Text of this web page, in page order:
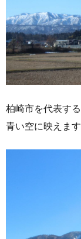
柏崎市を代表す
青い空に映えます